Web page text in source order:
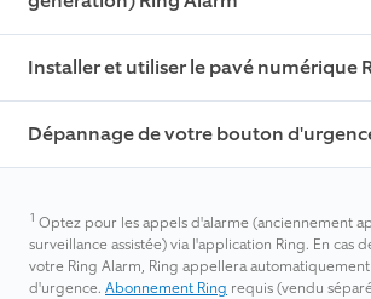
Installer et utiliser le pavé numérique
Dépannage de votre bouton
1 Optez pour les appels d'alarme (anciennement
surveillance assistée) via l'application Ring. En cas
votre Ring Alarm, Ring appellera
d'urgence. Abonnement Ring requis (vendu